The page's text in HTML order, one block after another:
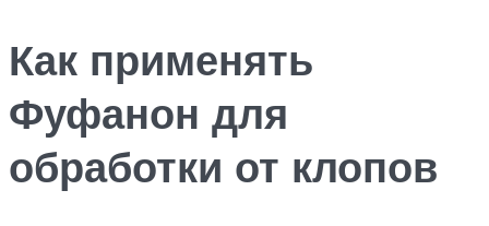
Как применять
Фуфанон для
обработки от клопов